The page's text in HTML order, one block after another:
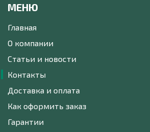
МЕНЮ
Главная
О компании
Статьи и новости
Контакты
Доставка и оплата
Как оформить заказ
Гарантии